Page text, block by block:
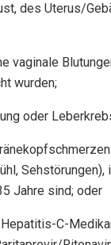
des Uterus/
vaginale
wurden;
oder
Jahre sind; oder
C-